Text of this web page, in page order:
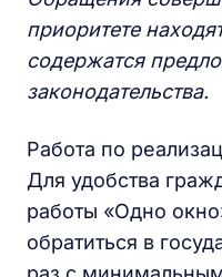
приоритете
содержатся
законодательства.
Работа по
Для удобства
работы «Одно
обратиться в